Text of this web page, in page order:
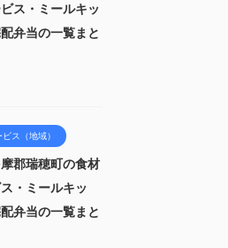
ス・ミールキッ
弁当の一覧まと
ス（地域）
郡瑞穂町の食材
・ミールキッ
弁当の一覧まと